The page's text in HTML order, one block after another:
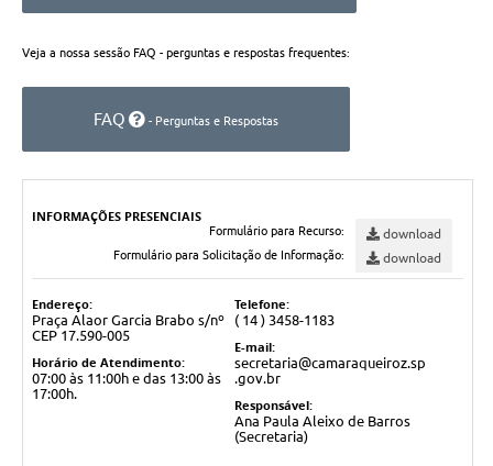
Veja a nossa sessão FAQ - perguntas e respostas frequentes:
FAQ - Perguntas e Respostas
INFORMAÇÕES PRESENCIAIS
Formulário para Recurso: download
Formulário para Solicitação de Informação: download
Endereço:
Praça Alaor Garcia Brabo s/nº
CEP 17.590-005
Horário de Atendimento:
07:00 às 11:00h e das 13:00 às
17:00h.
Telefone:
( 14 ) 3458-1183
E-mail:
secretaria@camaraqueiroz.sp
.gov.br
Responsável:
Ana Paula Aleixo de Barros
(Secretaria)